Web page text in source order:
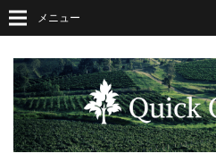
メニュー